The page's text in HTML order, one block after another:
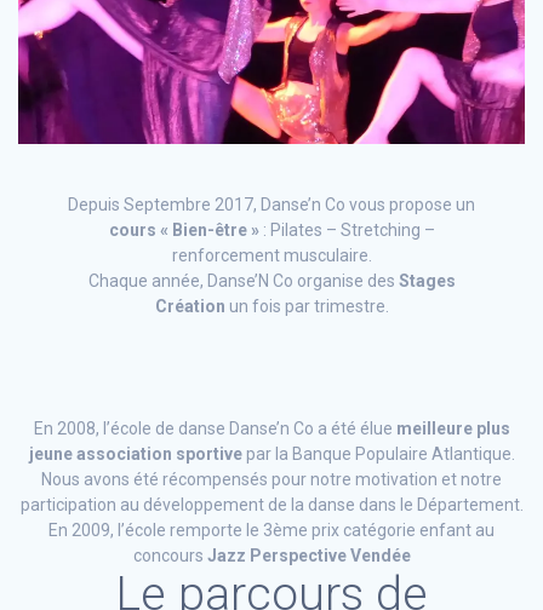
Depuis Septembre 2017, Danse’n Co vous propose un
cours « Bien-être »: Pilates – Stretching –
renforcement musculaire.
Chaque année, Danse’N Co organise des Stages
Création un fois par trimestre.
En 2008, l’école de danse Danse’n Co a été élue meilleure plus
jeune association sportivepar la Banque Populaire Atlantique.
Nous avons été récompensés pour notre motivation et notre
participation au développement de la danse dans le Département.
En 2009, l’école remporte le 3ème prix catégorie enfant au
concours Jazz Perspective Vendée
Le parcours de